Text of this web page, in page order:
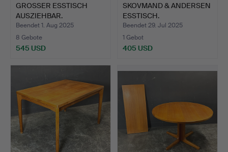
GROSSER ESSTISCH
AUSZIEHBAR.
Beendet 1. Aug 2025
8 Gebote
545 USD
SKOVMAND & ANDERSEN
ESSTISCH.
Beendet 29. Jul 2025
1 Gebot
405 USD